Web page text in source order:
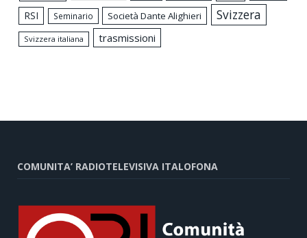
RSI
Seminario Società Dante Alighieri Svizzera
Svizzera italiana trasmissioni
COMUNITA’ RADIOTELEVISIVA ITALOFONA